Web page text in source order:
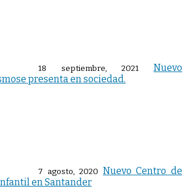
18 septiembre, 2021
Nuevo
presenta en sociedad.
7 agosto, 2020 Nuevo Centro de
en Santander